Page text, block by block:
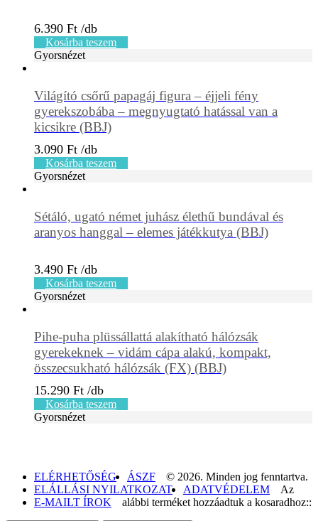
6.390 Ft
Kosárba teszem
Gyorsnézet
Világító csőrű papagáj figura – éjjeli fény
gyerekszobába – megnyugtató hatással van a
kicsikre (BBJ)
3.090 Ft
Kosárba teszem
Gyorsnézet
Sétáló, ugató német juhász élethű bundával és
aranyos hanggal – elemes játékkutya (BBJ)
3.490 Ft
Kosárba teszem
Gyorsnézet
Pihe-puha plüssállattá alakítható hálózsák
gyerekeknek – vidám cápa alakú, kompakt,
összecsukható hálózsák (FX) (BBJ)
15.290 Ft
Kosárba teszem
Gyorsnézet
ELÉRHETŐSÉG
ÁSZF
ELÁLLÁSI NYILATKOZAT
ADATVÉDELEM
E-MAILT ÍROK
© 2026. Minden jog fenntartva.
Az
alábbi terméket hozzáadtuk a kosaradhoz::